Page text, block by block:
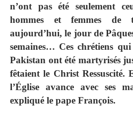
n’ont pas été seulement
hommes et femmes
aujourd’hui, le jour de
semaines… Ces chrétiens
Pakistan ont été martyrisés
fêtaient le Christ Ressuscité.
l’Église avance avec ses
expliqué le pape François.